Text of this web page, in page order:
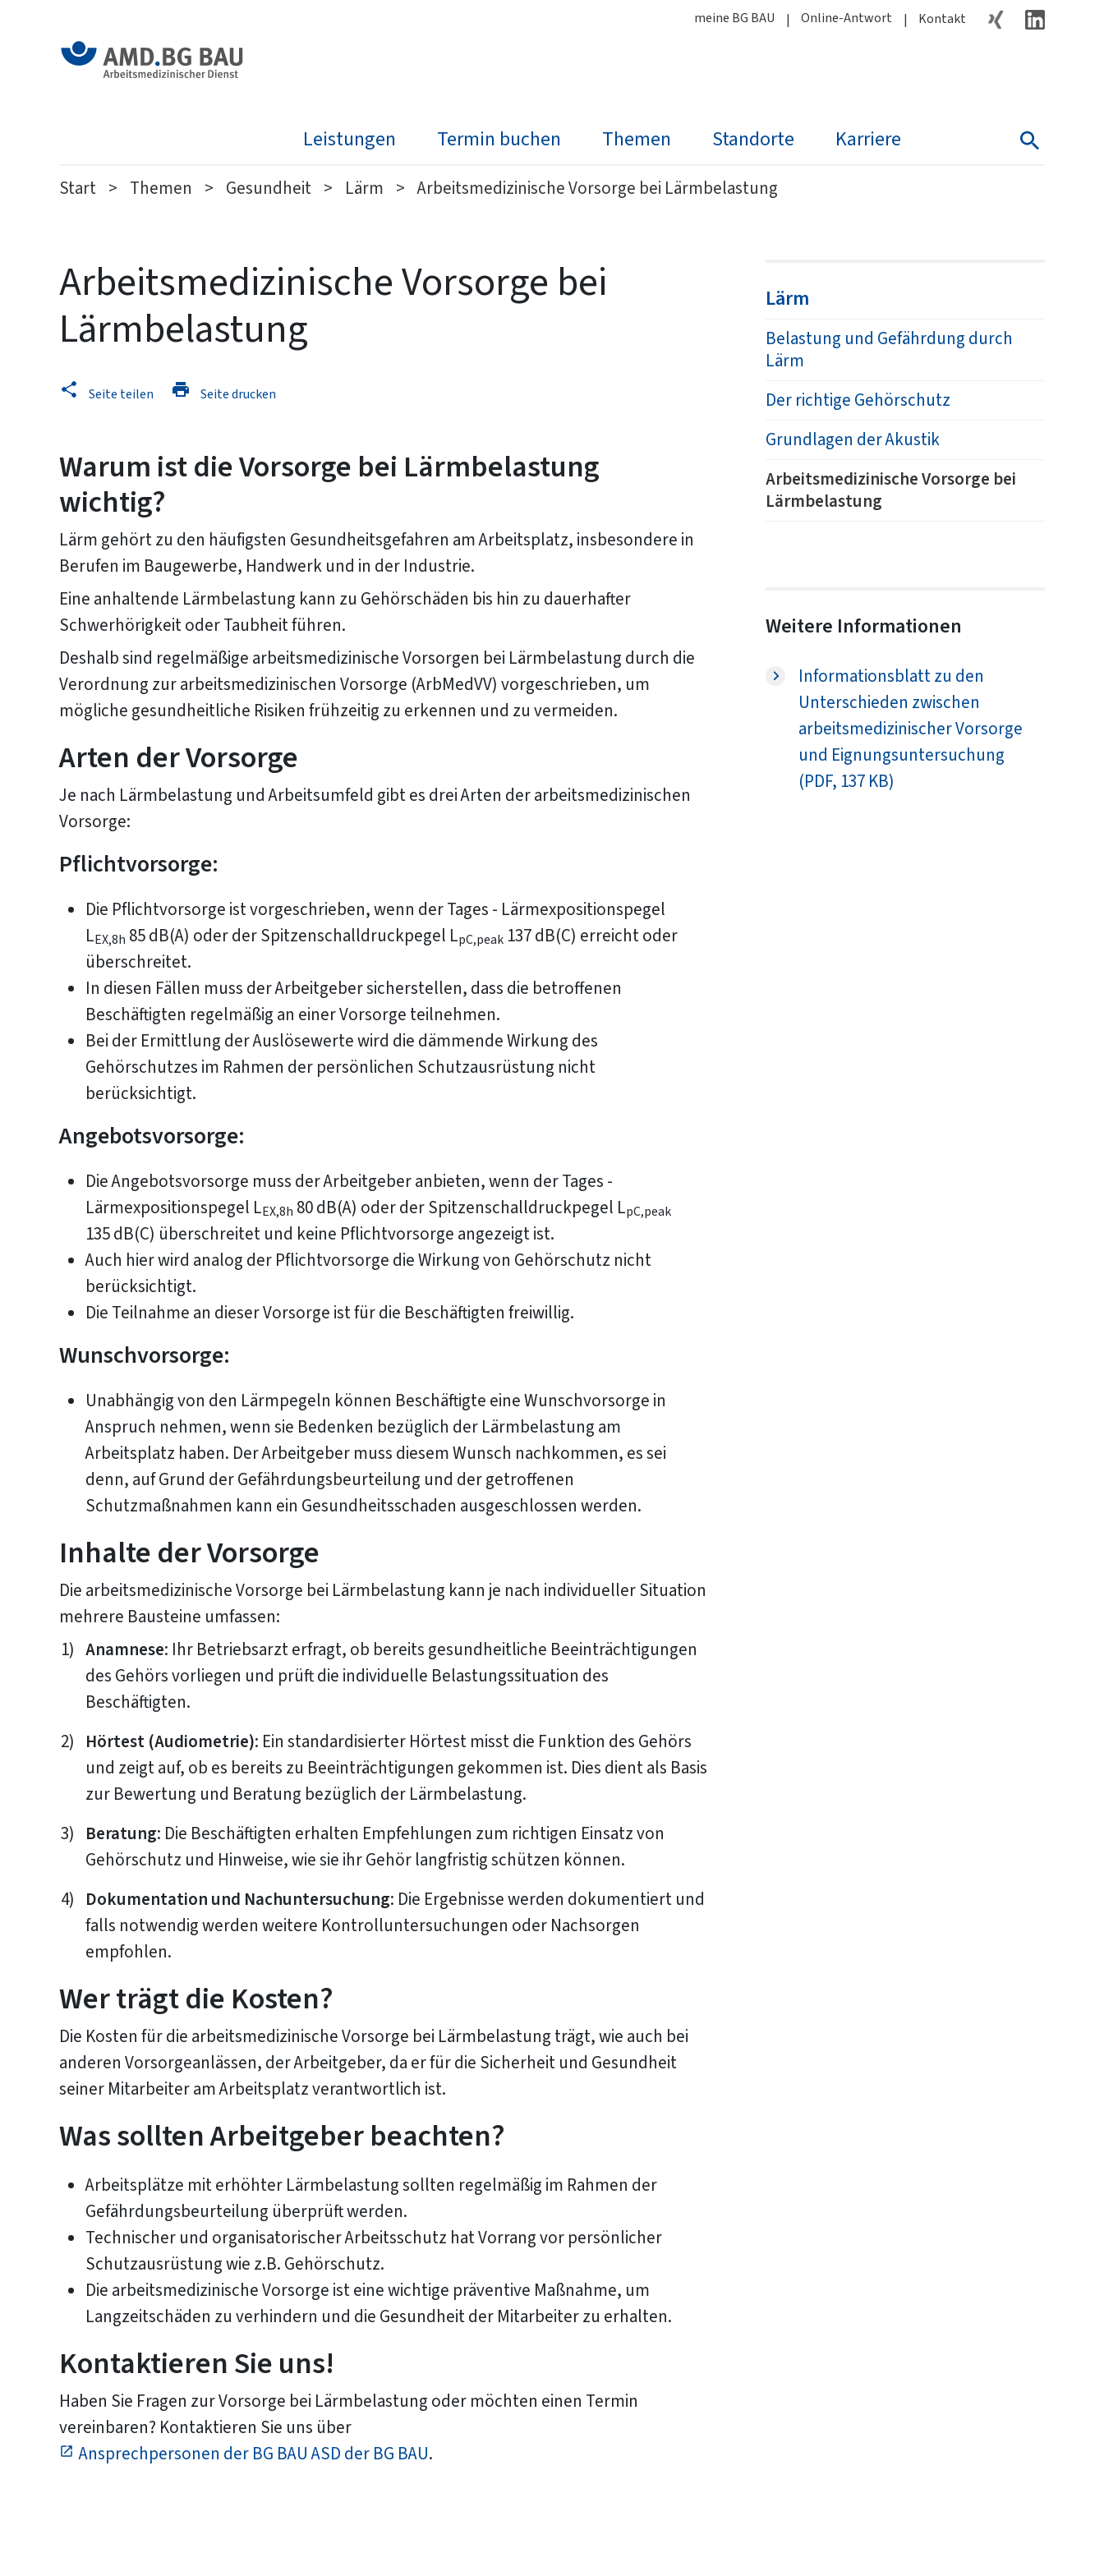
meine BG BAU Online-Antwort Kontakt
Leistungen Termin buchen Themen Standorte Karriere Suche
Start Themen Gesundheit Lärm Arbeitsmedizinische Vorsorge bei Lärmbelastung
Arbeitsmedizinische Vorsorge bei
Lärmbelastung
Seite teilen Seite drucken
Warum ist die Vorsorge bei Lärmbelastung
wichtig?
Lärm gehört zu den häufigsten Gesundheitsgefahren am Arbeitsplatz, insbesondere in
Berufen im Baugewerbe, Handwerk und in der Industrie.
Eine anhaltende Lärmbelastung kann zu Gehörschäden bis hin zu dauerhafter
Schwerhörigkeit oder Taubheit führen.
Deshalb sind regelmäßige arbeitsmedizinische Vorsorgen bei Lärmbelastung durch die
Verordnung zur arbeitsmedizinischen Vorsorge (ArbMedVV) vorgeschrieben, um
mögliche gesundheitliche Risiken frühzeitig zu erkennen und zu vermeiden.
Arten der Vorsorge
Je nach Lärmbelastung und Arbeitsumfeld gibt es drei Arten der arbeitsmedizinischen
Vorsorge:
Pflichtvorsorge:
Die Pflichtvorsorge ist vorgeschrieben, wenn der Tages - Lärmexpositionspegel
LEX,8h 85 dB(A) oder der Spitzenschalldruckpegel LpC,peak 137 dB(C) erreicht oder
überschreitet.
In diesen Fällen muss der Arbeitgeber sicherstellen, dass die betroffenen
Beschäftigten regelmäßig an einer Vorsorge teilnehmen.
Bei der Ermittlung der Auslösewerte wird die dämmende Wirkung des
Gehörschutzes im Rahmen der persönlichen Schutzausrüstung nicht
berücksichtigt.
Angebotsvorsorge:
Die Angebotsvorsorge muss der Arbeitgeber anbieten, wenn der Tages -
Lärmexpositionspegel LEX,8h 80 dB(A) oder der Spitzenschalldruckpegel LpC,peak
135 dB(C) überschreitet und keine Pflichtvorsorge angezeigt ist.
Auch hier wird analog der Pflichtvorsorge die Wirkung von Gehörschutz nicht
berücksichtigt.
Die Teilnahme an dieser Vorsorge ist für die Beschäftigten freiwillig.
Wunschvorsorge:
Unabhängig von den Lärmpegeln können Beschäftigte eine Wunschvorsorge in
Anspruch nehmen, wenn sie Bedenken bezüglich der Lärmbelastung am
Arbeitsplatz haben. Der Arbeitgeber muss diesem Wunsch nachkommen, es sei
denn, auf Grund der Gefährdungsbeurteilung und der getroffenen
Schutzmaßnahmen kann ein Gesundheitsschaden ausgeschlossen werden.
Inhalte der Vorsorge
Die arbeitsmedizinische Vorsorge bei Lärmbelastung kann je nach individueller Situation
mehrere Bausteine umfassen:
Anamnese: Ihr Betriebsarzt erfragt, ob bereits gesundheitliche Beeinträchtigungen
des Gehörs vorliegen und prüft die individuelle Belastungssituation des
Beschäftigten.
Hörtest (Audiometrie): Ein standardisierter Hörtest misst die Funktion des Gehörs
und zeigt auf, ob es bereits zu Beeinträchtigungen gekommen ist. Dies dient als Basis
zur Bewertung und Beratung bezüglich der Lärmbelastung.
Beratung: Die Beschäftigten erhalten Empfehlungen zum richtigen Einsatz von
Gehörschutz und Hinweise, wie sie ihr Gehör langfristig schützen können.
Dokumentation und Nachuntersuchung: Die Ergebnisse werden dokumentiert und
falls notwendig werden weitere Kontrolluntersuchungen oder Nachsorgen
empfohlen.
Wer trägt die Kosten?
Die Kosten für die arbeitsmedizinische Vorsorge bei Lärmbelastung trägt, wie auch bei
anderen Vorsorgeanlässen, der Arbeitgeber, da er für die Sicherheit und Gesundheit
seiner Mitarbeiter am Arbeitsplatz verantwortlich ist.
Was sollten Arbeitgeber beachten?
Arbeitsplätze mit erhöhter Lärmbelastung sollten regelmäßig im Rahmen der
Gefährdungsbeurteilung überprüft werden.
Technischer und organisatorischer Arbeitsschutz hat Vorrang vor persönlicher
Schutzausrüstung wie z.B. Gehörschutz.
Die arbeitsmedizinische Vorsorge ist eine wichtige präventive Maßnahme, um
Langzeitschäden zu verhindern und die Gesundheit der Mitarbeiter zu erhalten.
Kontaktieren Sie uns!
Haben Sie Fragen zur Vorsorge bei Lärmbelastung oder möchten einen Termin
vereinbaren? Kontaktieren Sie uns über
Ansprechpersonen der BG BAU ASD der BG BAU​​​​​​​.
Lärm
Belastung und Gefährdung durch
Lärm
Der richtige Gehörschutz
Grundlagen der Akustik
Arbeitsmedizinische Vorsorge bei
Lärmbelastung
Weitere Informationen
Informationsblatt zu den
Unterschieden zwischen
arbeitsmedizinischer Vorsorge
und Eignungsuntersuchung
(PDF, 137 KB)